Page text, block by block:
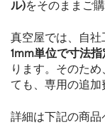
ル)をそのままご
真空屋では、自社
1mm単位で寸法
ります。そのた
ても、専用の追加
詳細は下記の商品